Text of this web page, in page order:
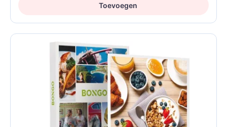
Toevoegen